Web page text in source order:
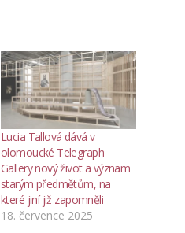
Lucia Tallová dává v
olomoucké Telegraph
Gallery nový život a význam
starým předmětům, na
které jiní již zapomněli
18. července 2025